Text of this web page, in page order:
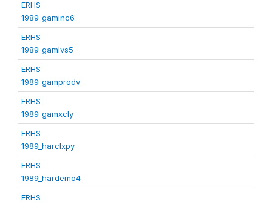
ERHS
1989_gaminc6
ERHS
1989_gamlvs5
ERHS
1989_gamprodv
ERHS
1989_gamxcly
ERHS
1989_harclxpy
ERHS
1989_hardemo4
ERHS